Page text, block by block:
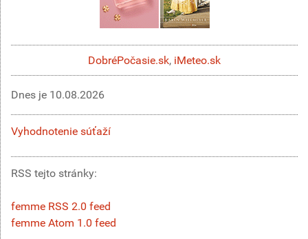
DobréPočasie.sk, iMeteo.sk
Dnes je 10.08.2026
Vyhodnotenie súťaží
RSS tejto stránky:
femme RSS 2.0 feed
femme Atom 1.0 feed